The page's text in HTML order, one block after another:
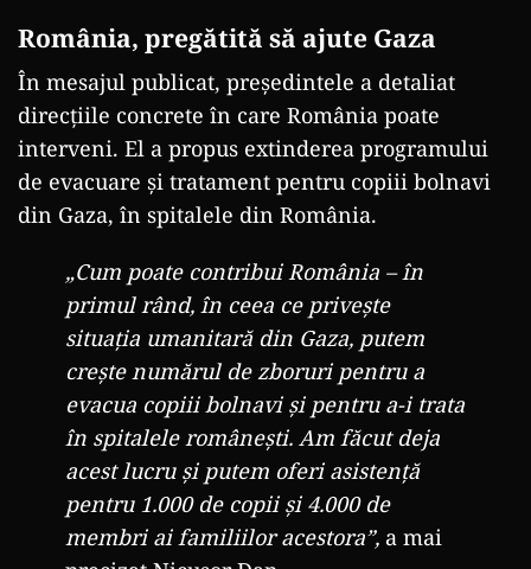
România, pregătită să ajute Gaza
În mesajul publicat, președintele a detaliat
direcțiile concrete în care România poate
interveni. El a propus extinderea programului
de evacuare și tratament pentru copiii bolnavi
din Gaza, în spitalele din România.
„Cum poate contribui România – în
primul rând, în ceea ce privește
situația umanitară din Gaza, putem
crește numărul de zboruri pentru a
evacua copiii bolnavi și pentru a-i trata
în spitalele românești. Am făcut deja
acest lucru și putem oferi asistență
pentru 1.000 de copii și 4.000 de
membri ai familiilor acestora”, a mai